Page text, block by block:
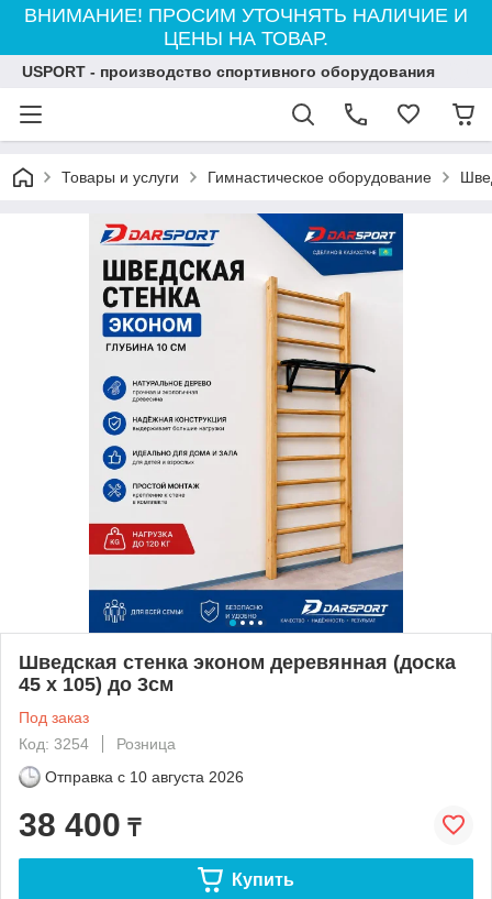
ВНИМАНИЕ! ПРОСИМ УТОЧНЯТЬ НАЛИЧИЕ И
ЦЕНЫ НА ТОВАР.
USPORT - производство спортивного оборудования
Товары и услуги Гимнастическое оборудование
Шведская стенка эконом деревянная (доска
45 х 105) до 3см
Под заказ
Код: 3254
Розница
Отправка с 10 августа 2026
38 400 ₸
Купить